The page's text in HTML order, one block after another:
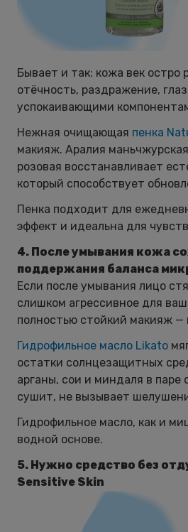
Бывает и так: кожа век
отёчность, раздражение,
успокаивающими
Нежная очищающая пенка
макияж. Аралия
розовая восстанавливает
который способствует
Пенка подходит для
эффект и идеальна для
4. После умывания кожа
поддержания баланса
Если после умывания лицо
слишком агрессивное для
полностью стойкий макияж —
Гидрофильное масло Likato
остатки солнцезащитных
арганы, сои и миндаля в
сушит, не вызывает
Гидрофильное масло, как и
водной основе.
5. Нужно средство без
Sensitive Skin